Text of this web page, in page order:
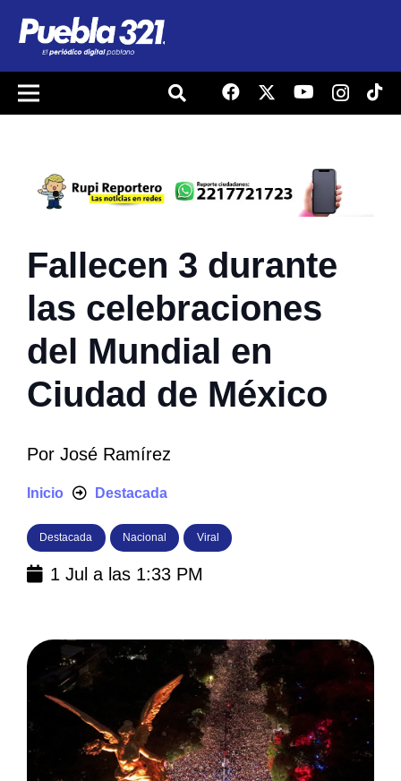
Fallecen 3 durante
las celebraciones
del Mundial en
Ciudad de México
Por José Ramírez
Inicio Destacada
Destacada Nacional Viral
1 Jul a las 1:33 PM